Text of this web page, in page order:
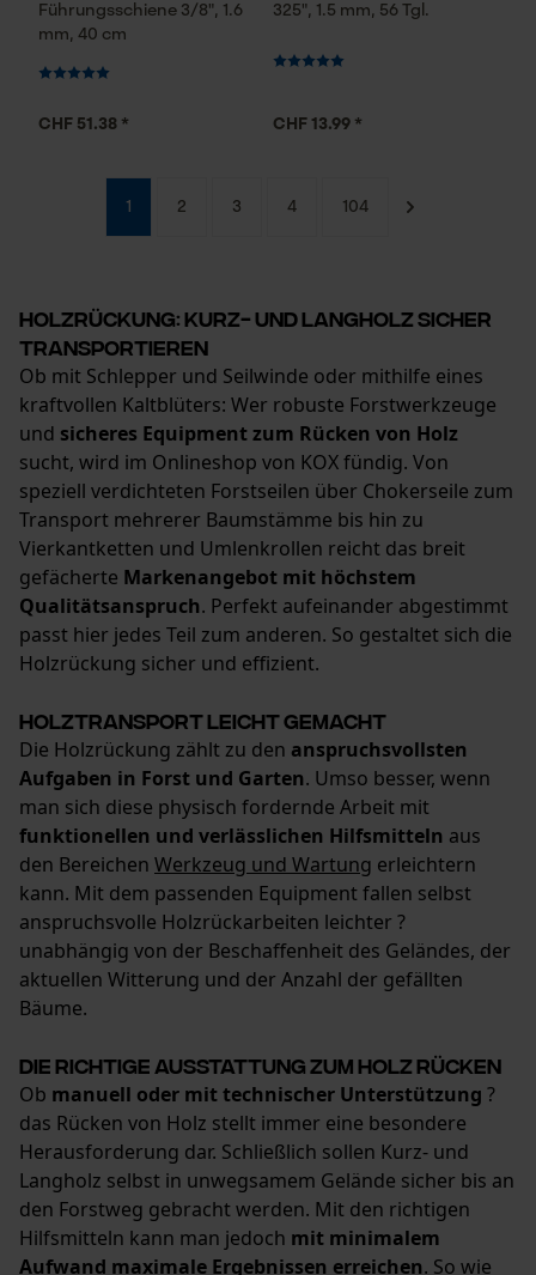
Führungsschiene 3/8", 1.6
mm, 40 cm
CHF 51.38 *
325", 1.5 mm, 56 Tgl.
CHF 13.99 *
1 2 3 4 104
Holzrückung: Kurz- und Langholz sicher
transportieren
Ob mit Schlepper und Seilwinde oder mithilfe eines
kraftvollen Kaltblüters: Wer robuste Forstwerkzeuge
und sicheres Equipment zum Rücken von Holz
sucht, wird im Onlineshop von KOX fündig. Von
speziell verdichteten Forstseilen über Chokerseile zum
Transport mehrerer Baumstämme bis hin zu
Vierkantketten und Umlenkrollen reicht das breit
gefächerte Markenangebot mit höchstem
Qualitätsanspruch. Perfekt aufeinander abgestimmt
passt hier jedes Teil zum anderen. So gestaltet sich die
Holzrückung sicher und effizient.
Holztransport leicht gemacht
Die Holzrückung zählt zu den anspruchsvollsten
Aufgaben in Forst und Garten. Umso besser, wenn
man sich diese physisch fordernde Arbeit mit
funktionellen und verlässlichen Hilfsmitteln aus
den Bereichen Werkzeug und Wartung erleichtern
kann. Mit dem passenden Equipment fallen selbst
anspruchsvolle Holzrückarbeiten leichter ?
unabhängig von der Beschaffenheit des Geländes, der
aktuellen Witterung und der Anzahl der gefällten
Bäume.
Die richtige Ausstattung zum Holz rücken
Ob manuell oder mit technischer Unterstützung ?
das Rücken von Holz stellt immer eine besondere
Herausforderung dar. Schließlich sollen Kurz- und
Langholz selbst in unwegsamem Gelände sicher bis an
den Forstweg gebracht werden. Mit den richtigen
Hilfsmitteln kann man jedoch mit minimalem
Aufwand maximale Ergebnissen erreichen. So wie
Notwendige Cookies
Prüfung setzen von Cookies
Econda Tag Manager
Statistik Cookies
Econda Analytics
Mouseflow Web Analytics Tool
Fact-Finder Tracking
Funktionale Cookies
Loop54 Personalization
Personalisierte Startseite
Gespeicherter Warenkorb
Persönliche Begrüßung
Geo-IP und User Detection
Google Maps
Kontaktaufnahme per Chat
Marketing Cookies